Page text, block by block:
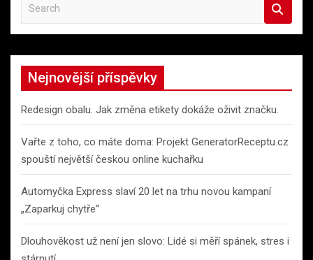
a
r
h
Nejnovější příspěvky
Redesign obalu. Jak změna etikety dokáže oživit značku.
Vařte z toho, co máte doma: Projekt GeneratorReceptu.cz
spouští největší českou online kuchařku
Automyčka Express slaví 20 let na trhu novou kampaní
„Zaparkuj chytře“
Dlouhověkost už není jen slovo: Lidé si měří spánek, stres i